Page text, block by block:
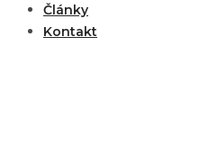
Články
Kontakt